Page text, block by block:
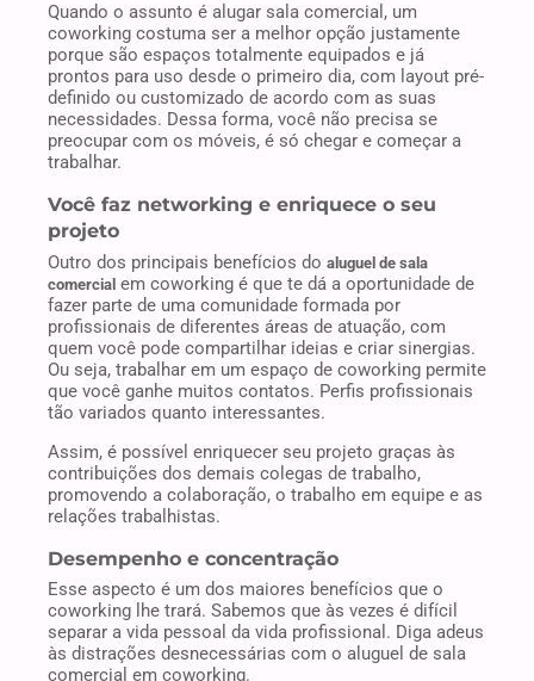
Quando o assunto é alugar sala comercial, um
coworking costuma ser a melhor opção justamente
porque são espaços totalmente equipados e já
prontos para uso desde o primeiro dia, com layout pré-
definido ou customizado de acordo com as suas
necessidades. Dessa forma, você não precisa se
preocupar com os móveis, é só chegar e começar a
trabalhar.
Você faz networking e enriquece o seu
projeto
Outro dos principais benefícios do aluguel de sala
comercial em coworking é que te dá a oportunidade de
fazer parte de uma comunidade formada por
profissionais de diferentes áreas de atuação, com
quem você pode compartilhar ideias e criar sinergias.
Ou seja, trabalhar em um espaço de coworking permite
que você ganhe muitos contatos. Perfis profissionais
tão variados quanto interessantes.
Assim, é possível enriquecer seu projeto graças às
contribuições dos demais colegas de trabalho,
promovendo a colaboração, o trabalho em equipe e as
relações trabalhistas.
Desempenho e concentração
Esse aspecto é um dos maiores benefícios que o
coworking lhe trará. Sabemos que às vezes é difícil
separar a vida pessoal da vida profissional. Diga adeus
às distrações desnecessárias com o aluguel de sala
comercial em coworking.